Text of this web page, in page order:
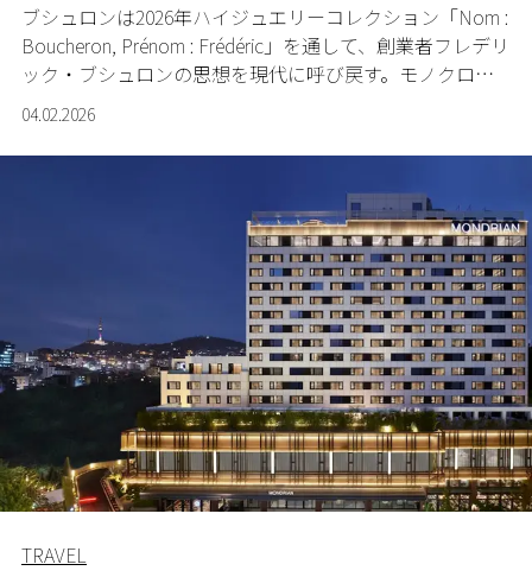
ブシュロンは2026年ハイジュエリーコレクション「Nom :
Boucheron, Prénom : Frédéric」を通して、創業者フレデリ
ック・ブシュロンの思想を現代に呼び戻す。モノクロー
ムで構成されたキャンペーンは、ジュエリーを通して“革
新とは何か”を静かに問いかける。
04.02.2026
TRAVEL